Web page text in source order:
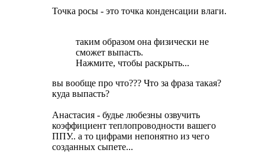
Точка росы - это точка конденсации влаги.
таким образом она физически не
сможет выпасть.
Нажмите, чтобы раскрыть...
вы вообще про что??? Что за фраза такая?
куда выпасть?
Анастасия - будье любезны озвучить
коэффициент теплопроводности вашего
ППУ.. а то цифрами непонятно из чего
созданных сыпете...